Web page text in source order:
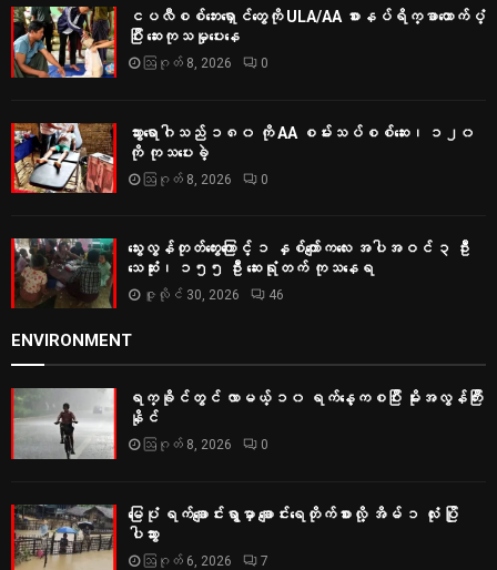
ငပလီစစ်ဘေးရှောင်တွေကို ULA/AA စားနပ်ရိက္ခာထောက်ပံ့
ပြီး ဆေးကုသမှုပေးနေ
ဩဂုတ် 8, 2026 0
သွားရောဂါသည် ၁၈၀ ကို AA စမ်းသပ်စစ်ဆေး၊ ၁၂၀
ကို ကုသပေးခဲ့
ဩဂုတ် 8, 2026 0
သွေးလွန်တုတ်ကွေးကြောင့် ၁ နှစ်ကျော်ကလေး အပါအဝင် ၃ ဦး
သေဆုံး၊ ၁၅၅ ဦး ဆေးရုံတက် ကုသနေရ
ဇူလိုင် 30, 2026 46
ENVIRONMENT
ရက္ခိုင်တွင် လာမယ့် ၁၀ ရက်နေ့ကစပြီး မိုးအလွန်ကြီး
နိုင်
ဩဂုတ် 8, 2026 0
မြေပုံ ရက်ချောင်းရွာမှာ ချောင်းရေတိုက်စားလို့ အိမ် ၁ လုံး ပြို
ပါသွား
ဩဂုတ် 6, 2026 7